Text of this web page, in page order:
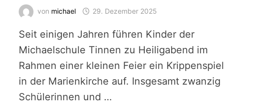
von michael 29. Dezember 2025
Seit einigen Jahren führen Kinder der
Michaelschule Tinnen zu Heiligabend im
Rahmen einer kleinen Feier ein Krippenspiel
in der Marienkirche auf. Insgesamt zwanzig
Schülerinnen und …